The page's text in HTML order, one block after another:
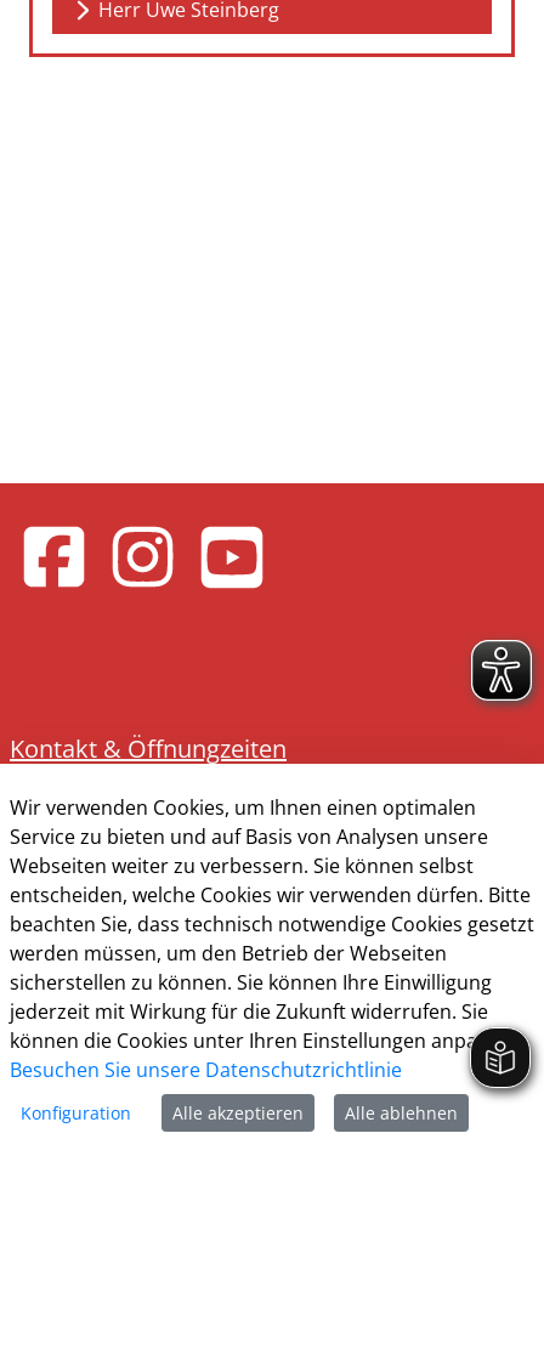
Herr Uwe Steinberg
Kontakt & Öffnungzeiten
Presse
Impressum
Datenschutz
Barrierefreiheit
Cookie-Richtlinie
Kreisstadt Unna
Wir verwenden Cookies, um Ihnen einen optimalen
Service zu bieten und auf Basis von Analysen unsere
Webseiten weiter zu verbessern. Sie können selbst
entscheiden, welche Cookies wir verwenden dürfen. Bitte
beachten Sie, dass technisch notwendige Cookies gesetzt
werden müssen, um den Betrieb der Webseiten
sicherstellen zu können. Sie können Ihre Einwilligung
jederzeit mit Wirkung für die Zukunft widerrufen. Sie
können die Cookies unter Ihren Einstellungen anpassen
Besuchen Sie unsere Datenschutzrichtlinie
Konfiguration Alle akzeptieren Alle ablehnen